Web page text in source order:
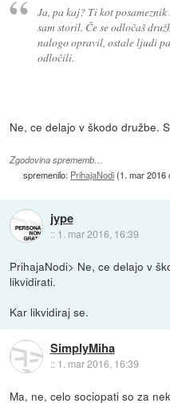
Ja, pa kaj? Ti kot
sam storil. Če se odločaš
nalogo opravil, ostale ljudi
odločili.
Ne, ce delajo v škodo družbe.
Zgodovina sprememb…
spremenilo: PrihajaNodi(1. mar 2016
jype
:: 1. mar 2016, 16:39
PrihajaNodi> Ne, ce delajo v
likvidirati.
Kar likvidiraj se.
SimplyMiha
:: 1. mar 2016, 16:39
Ma, ne, celo sociopati so za